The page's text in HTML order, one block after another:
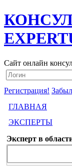
Сайт онлайн
Регистрация!
ГЛАВНАЯ
ЭКСПЕРТЫ
Эксперт в